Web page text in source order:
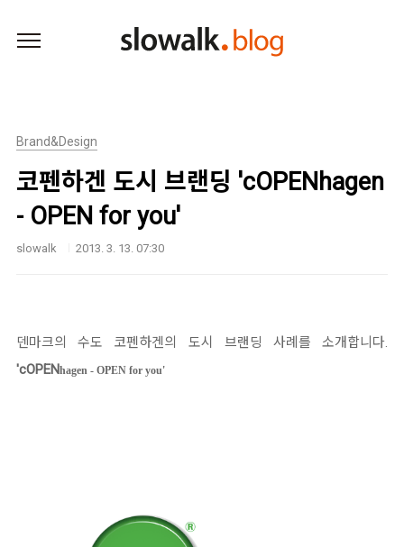
Brand&Design
코펜하겐 도시 브랜딩 'cOPENhagen
- OPEN for you'
slowalk 2013. 3. 13. 07:30
덴마크의 수도 코펜하겐의 도시 브랜딩 사례를 소개합니다.
'cOPENhagen - OPEN for you'